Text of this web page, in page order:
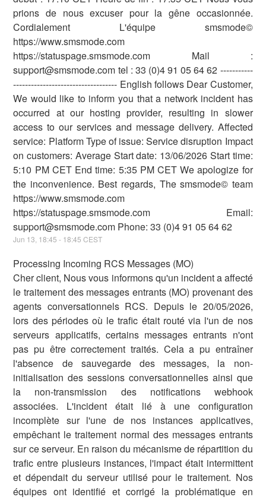
prions de nous excuser pour la gêne occasionnée.
Cordialement L'équipe smsmode©
https://www.smsmode.com
https://statuspage.smsmode.com Mail :
support@smsmode.com tel : 33 (0)4 91 05 64 62 -----------
----------------------------------- English follows Dear Customer,
We would like to inform you that a network incident has
occurred at our hosting provider, resulting in slower
access to our services and message delivery. Affected
service: Platform Type of issue: Service disruption Impact
on customers: Average Start date: 13/06/2026 Start time:
5:10 PM CET End time: 5:35 PM CET We apologize for
the inconvenience. Best regards, The smsmode© team
https://www.smsmode.com
https://statuspage.smsmode.com Email:
support@smsmode.com Phone: 33 (0)4 91 05 64 62
Jun 13 18:45 - 18:45 CEST
Processing Incoming RCS Messages (MO)
Cher client, Nous vous informons qu'un incident a affecté
le traitement des messages entrants (MO) provenant des
agents conversationnels RCS. Depuis le 20/05/2026,
lors des périodes où le trafic était routé via l'un de nos
serveurs applicatifs, certains messages entrants n'ont
pas pu être correctement traités. Cela a pu entraîner
l'absence de sauvegarde des messages, la non-
initialisation des sessions conversationnelles ainsi que
la non-transmission des notifications webhook
associées. L'incident était lié à une configuration
incomplète sur l'une de nos instances applicatives,
empêchant le traitement normal des messages entrants
sur ce serveur. En raison du mécanisme de répartition du
trafic entre plusieurs instances, l'impact était intermittent
et dépendait du serveur utilisé pour le traitement. Nos
équipes ont identifié et corrigé la problématique en